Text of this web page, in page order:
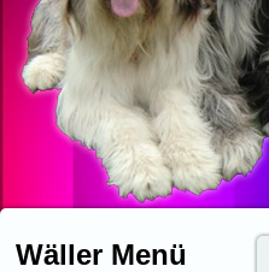
Wäller Menü